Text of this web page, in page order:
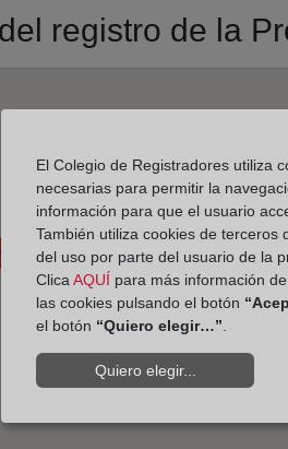
registro de la
El Colegio de Registradores utiliza
necesarias para permitir la
información para que el usuario
También utiliza cookies de
del uso por parte del usuario de la
ClicaAQUÍ para más información
las cookies pulsando el botón
el botón “Quiero elegir…”.
Quiero elegir...